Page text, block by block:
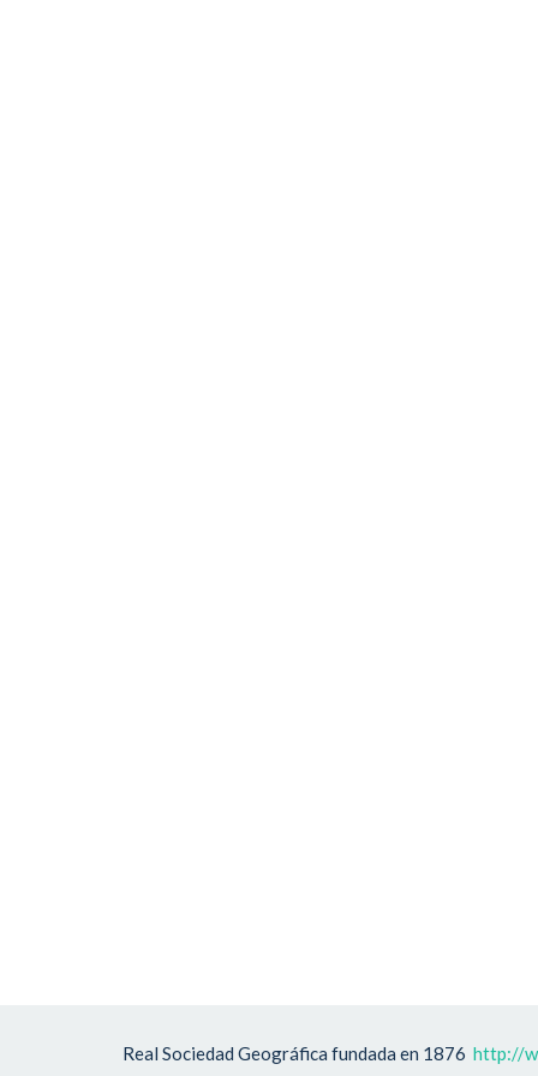
Real Sociedad Geográfica fundada en 1876 http://